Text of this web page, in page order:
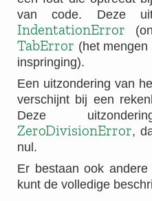
van code. Deze
IndentationError
TabError (het
inspringing).
Een uitzondering van
verschijnt bij een
Deze
ZeroDivisionError,
nul.
Er bestaan ook
kunt de volledige